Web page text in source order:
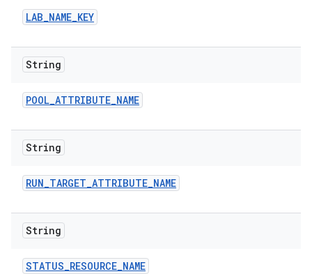
LAB_NAME_KEY
String
POOL_ATTRIBUTE_NAME
String
RUN_TARGET_ATTRIBUTE_NAME
String
STATUS_RESOURCE_NAME